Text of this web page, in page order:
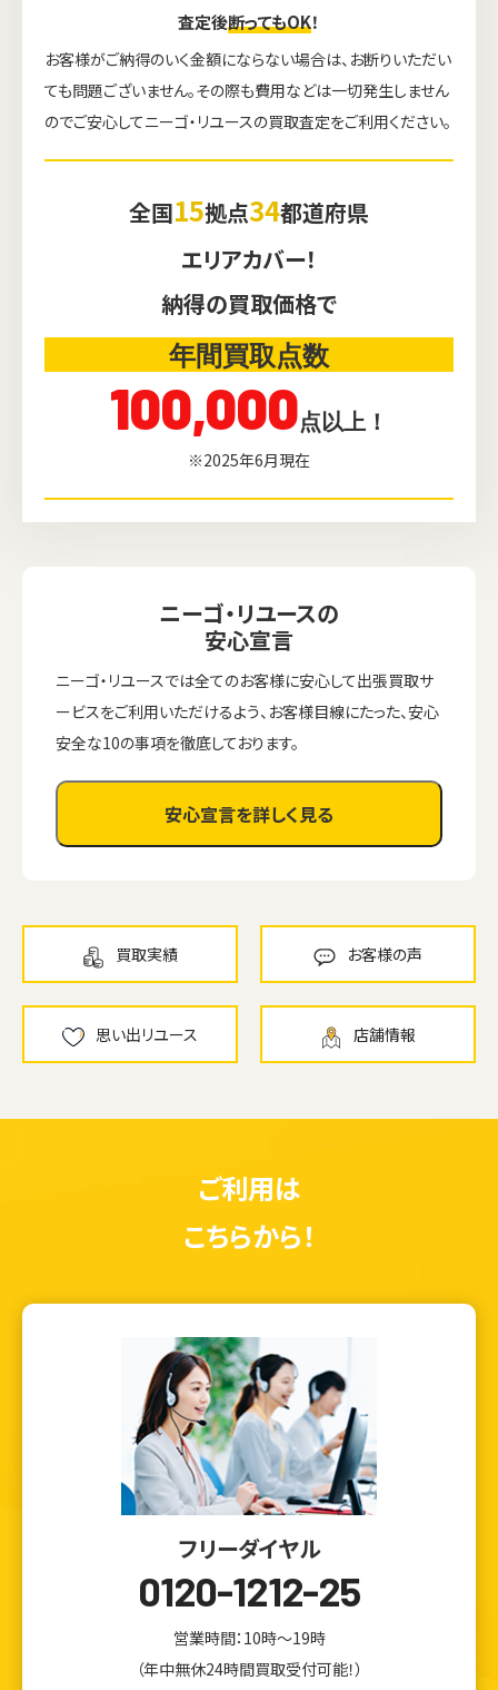
査定後断ってもOK！
お客様がご納得のいく金額にならない場合は、お断りいただい
ても問題ございません。その際も費用などは一切発生しません
のでご安心してニーゴ・リユースの買取査定をご利用ください。
全国15拠点34都道府県
エリアカバー！
納得の買取価格で
年間買取点数
100,000点以上！
※2025年6月現在
ニーゴ・リユースの
安心宣言
ニーゴ・リユースでは全てのお客様に安心して出張買取サ
ービスをご利用いただけるよう、お客様目線にたった、安心
安全な10の事項を徹底しております。
安心宣言を詳しく見る
買取実績 お客様の声
思い出リユース 店舗情報
ご利用は
こちらから！
フリーダイヤル
0120-1212-25
営業時間：10時～19時
（年中無休24時間買取受付可能！）